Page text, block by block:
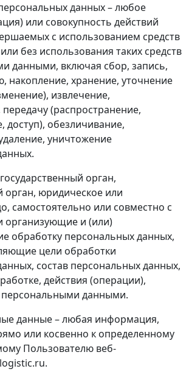
данных – любое
или совокупность действий
с использованием средств
без использования таких средств
данными, включая сбор, запись,
накопление, хранение, уточнение
извлечение,
(распространение,
доступ), обезличивание,
уничтожение
орган,
юридическое или
самостоятельно или совместно с
организующие и (или)
обработку персональных данных,
цели обработки
состав персональных данных,
действия (операции),
данными.
данные – любая информация,
или косвенно к определенному
Пользователю веб-